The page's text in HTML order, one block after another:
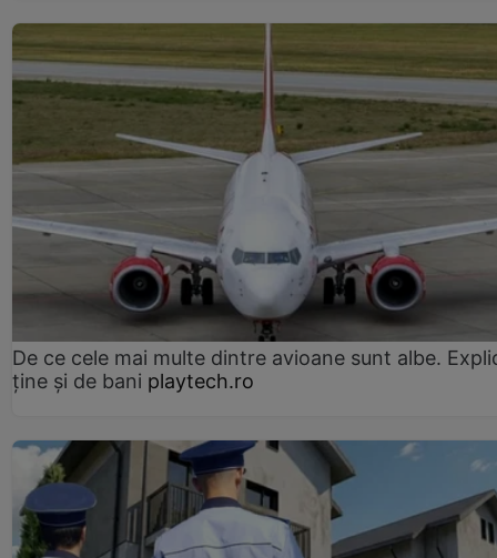
De ce cele mai multe dintre avioane sunt albe.
ține și de bani playtech.ro